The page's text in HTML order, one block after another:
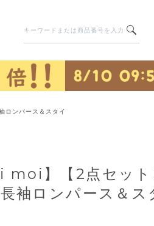
ロンパース＆スタイ
moi】【2点セット
袖ロンパース＆ス